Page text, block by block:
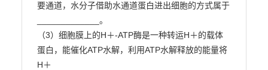
要通道，水分子借助水通道蛋白进出细胞的方式属于
_____________。
（3）细胞膜上的H＋-ATP酶是一种转运H＋的载体
蛋白，能催化ATP水解，利用ATP水解释放的能量将
H＋